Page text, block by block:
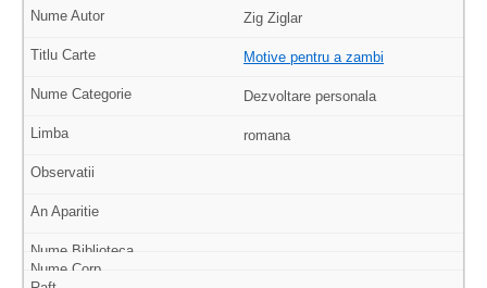
Zig Ziglar
Motive pentru a zambi
Dezvoltare personala
romana